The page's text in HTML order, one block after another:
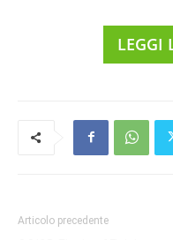
LEGGI
Articolo precedente